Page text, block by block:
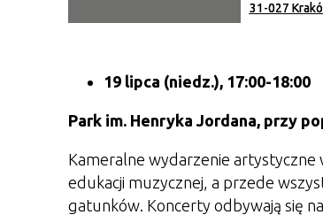
31-027
19 lipca (niedz.), 17:00-18:00
Park im. Henryka Jordana, przy
Kameralne wydarzenie artystyczne
edukacji muzycznej, a przede
gatunków. Koncerty odbywają się